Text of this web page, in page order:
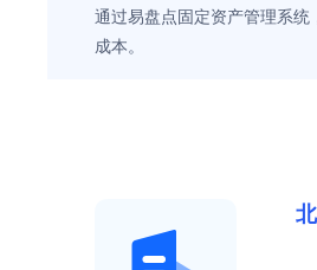
通过易盘点固定资产管理系
成本。